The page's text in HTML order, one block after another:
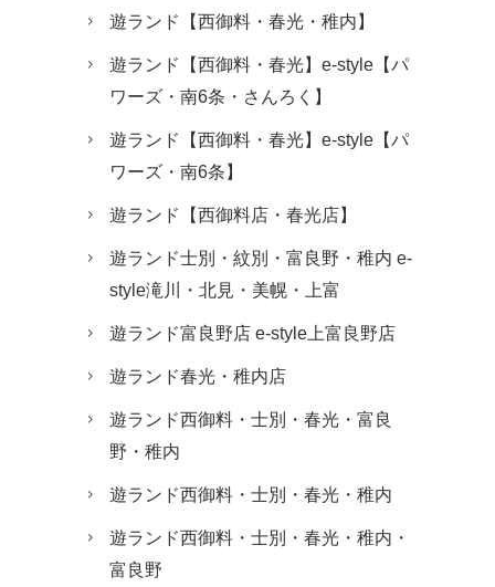
遊ランド【西御料・春光・稚内】
遊ランド【西御料・春光】e-style【パ
ワーズ・南6条・さんろく】
遊ランド【西御料・春光】e-style【パ
ワーズ・南6条】
遊ランド【西御料店・春光店】
遊ランド士別・紋別・富良野・稚内 e-
style滝川・北見・美幌・上富
遊ランド富良野店 e-style上富良野店
遊ランド春光・稚内店
遊ランド西御料・士別・春光・富良
野・稚内
遊ランド西御料・士別・春光・稚内
遊ランド西御料・士別・春光・稚内・
富良野